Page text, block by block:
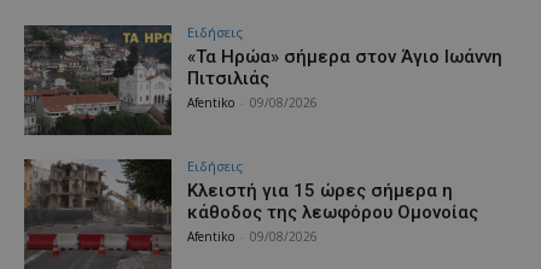
Ειδήσεις
«Τα Ηρώα» σήμερα στον Άγιο Ιωάννη
Πιτσιλιάς
Afentiko 09/08/2026
Ειδήσεις
Κλειστή για 15 ώρες σήμερα η
κάθοδος της λεωφόρου Ομονοίας
Afentiko 09/08/2026